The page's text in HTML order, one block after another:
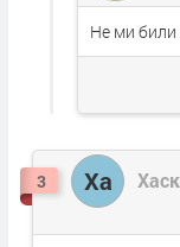
Не ми били
3 Ха